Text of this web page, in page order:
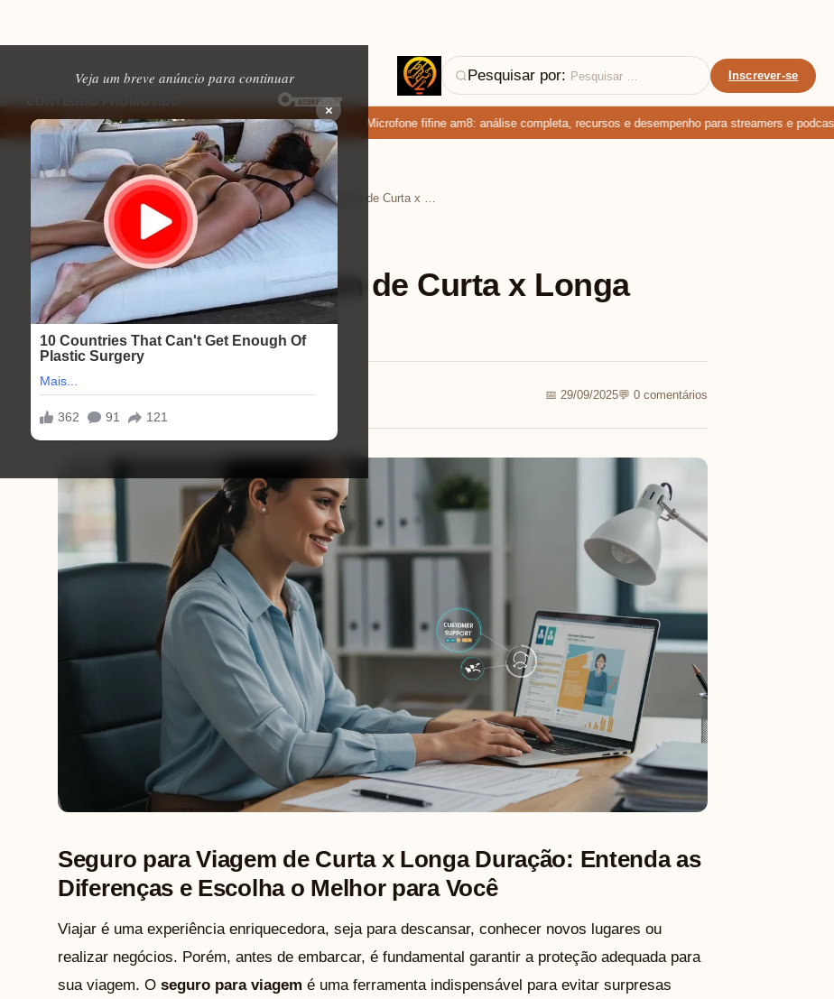
Veja um breve anúncio para continuar
×
Pesquisar por: Inscrever-se
EM ALTA
baixar: apps de namoro que permitem enviar fotos e vídeos Microfone fifine am8: análise completa, recursos e desempenho para streamers e podcasters
Home › Ferramentas úteis ›
Ferramentas úteis ⏱ 13 min de leitura
Seguro para Viagem de Curta x Longa
Duração
📅 29/09/2025💬 0 comentários
Seguro para Viagem de Curta x Longa Duração: Entenda as
Diferenças e Escolha o Melhor para Você
Viajar é uma experiência enriquecedora, seja para descansar, conhecer novos lugares ou
realizar negócios. Porém, antes de embarcar, é fundamental garantir a proteção adequada para
sua viagem. O seguro para viagem é uma ferramenta indispensável para evitar surpresas